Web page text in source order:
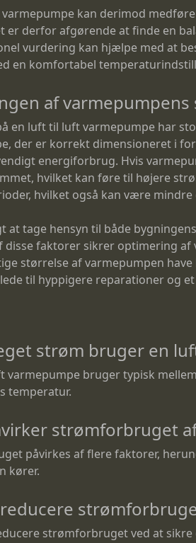
kan derimod
er derfor afgørende at finde en
vurdering kan hjælpe med at
en komfortabel
af
en luft til luft varmepumpe har
der er korrekt dimensioneret i
energiforbrug. Hvis
hvilket kan føre til højere
hvilket også kan være mindre
at tage hensyn til både
disse faktorer sikrer optimering
størrelse af varmepumpen
til hyppigere reparationer og
strøm bruger en
varmepumpe bruger typisk
temperatur.
strømforbruget
påvirkes af flere faktorer,
kører.
strømforbruget ved at